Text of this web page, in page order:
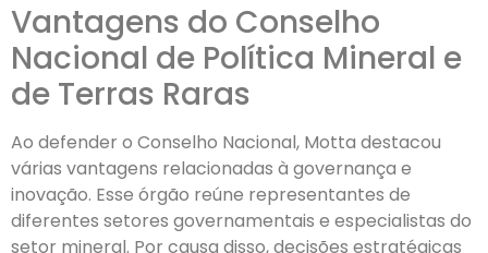
Vantagens do Conselho
Nacional de Política Mineral e
de Terras Raras
Ao defender o Conselho Nacional, Motta destacou
várias vantagens relacionadas à governança e
inovação. Esse órgão reúne representantes de
diferentes setores governamentais e especialistas do
setor mineral. Por causa disso, decisões estratégicas